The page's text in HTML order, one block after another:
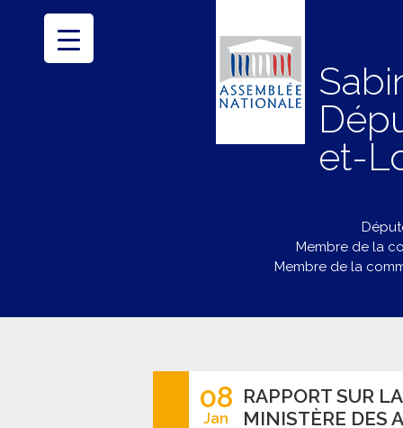
et-
Membre de la
Membre de la
08
Jan
RAPPORT SUR
MINISTÈRE DES